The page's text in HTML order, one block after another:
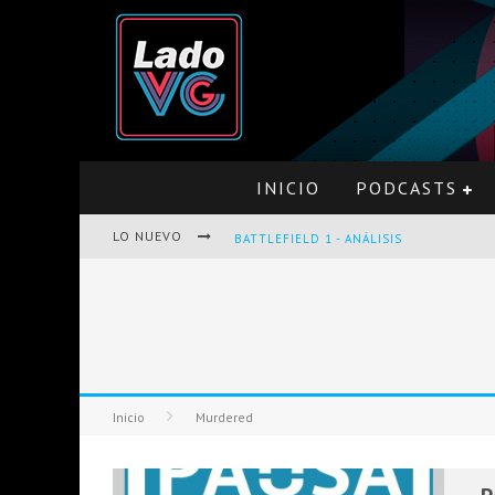
INICIO PODCASTS
LO NUEVO BATTLEFIELD 1 - ANÁLISIS
OPINIÓN SOBRE THE LAST OF US Y
Inicio Murdered